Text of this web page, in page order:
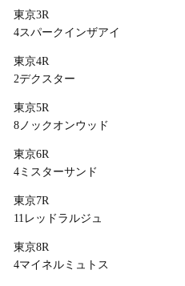
東京3R
4スパークインザアイ
東京4R
2デクスター
東京5R
8ノックオンウッド
東京6R
4ミスターサンド
東京7R
11レッドラルジュ
東京8R
4マイネルミュトス